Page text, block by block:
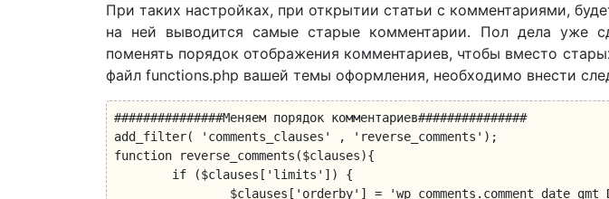
При таких настройках, при открытии статьи с комментариями,
на ней выводится самые старые комментарии. Пол дела уже
поменять порядок отображения комментариев, чтобы вместо
файл functions.php вашей темы оформления, необходимо внести
###############Меняем порядок комментариев###############
add_filter( 'comments_clauses' , 'reverse_comments');
function reverse_comments($clauses){